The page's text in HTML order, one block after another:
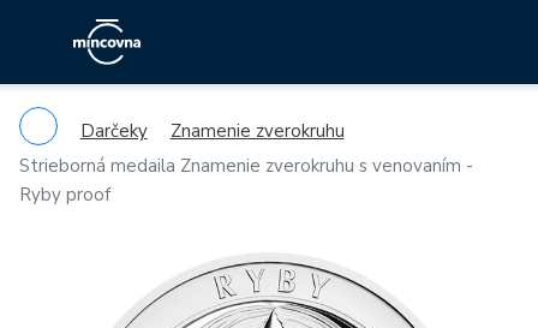
Darčeky
Znamenie zverokruhu
Strieborná medaila Znamenie zverokruhu s venovaním -
Ryby proof